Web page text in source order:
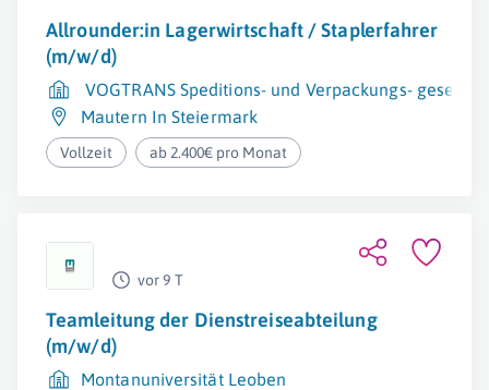
Allrounder:in Lagerwirtschaft / Staplerfahrer
(m/w/d)
VOGTRANS Speditions- und Verpackungs-
Mautern In Steiermark
Vollzeit ab 2.400€ pro Monat
vor 9 T
Teamleitung der Dienstreiseabteilung
(m/w/d)
Montanuniversität Leoben